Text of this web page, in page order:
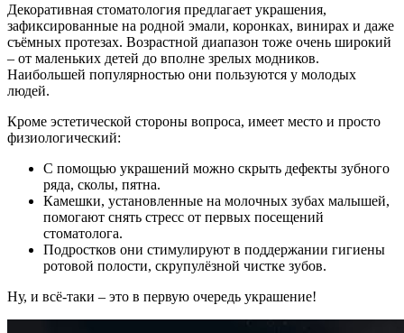
Декоративная стоматология предлагает украшения,
зафиксированные на родной эмали, коронках, винирах и даже
съёмных протезах. Возрастной диапазон тоже очень широкий
– от маленьких детей до вполне зрелых модников.
Наибольшей популярностью они пользуются у молодых
людей.
Кроме эстетической стороны вопроса, имеет место и просто
физиологический:
С помощью украшений можно скрыть дефекты зубного
ряда, сколы, пятна.
Камешки, установленные на молочных зубах малышей,
помогают снять стресс от первых посещений
стоматолога.
Подростков они стимулируют в поддержании гигиены
ротовой полости, скрупулёзной чистке зубов.
Ну, и всё-таки – это в первую очередь украшение!